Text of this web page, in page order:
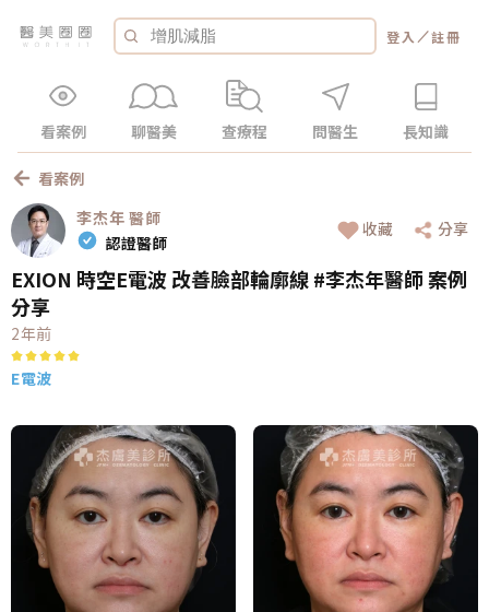
登入 ／註冊
看案例 聊醫美 查療程 問醫生 長知識
看案例
李杰年 醫師
認證醫師
收藏 分享
EXION 時空E電波 改善臉部輪廓線 #李杰年醫師 案例
分享
2年前
E電波